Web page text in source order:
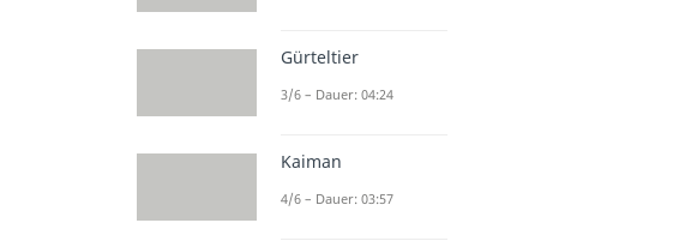
Gürteltier
3/6 – Dauer: 04:24
Kaiman
4/6 – Dauer: 03:57